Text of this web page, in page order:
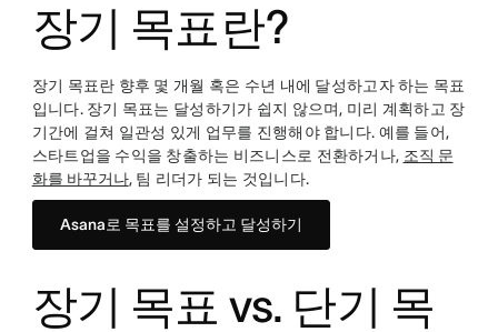
장기 목표란?
장기 목표란 향후 몇 개월 혹은 수년 내에 달성하고자 하는 목표
입니다. 장기 목표는 달성하기가 쉽지 않으며, 미리 계획하고 장
기간에 걸쳐 일관성 있게 업무를 진행해야 합니다. 예를 들어,
스타트업을 수익을 창출하는 비즈니스로 전환하거나, 조직 문
화를 바꾸거나, 팀 리더가 되는 것입니다.
Asana로 목표를 설정하고 달성하기
장기 목표 vs. 단기 목